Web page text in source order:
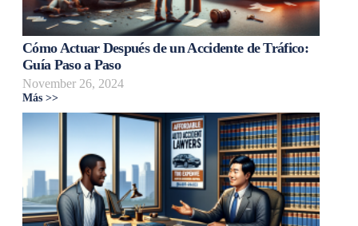
Cómo Actuar Después de un Accidente de Tráfico:
Guía Paso a Paso
November 26, 2024
Más >>